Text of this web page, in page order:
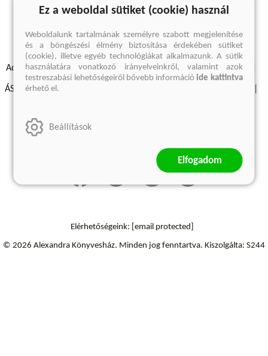
A keresett kifejezésre nincs találat
Adatvédelmi szabályzatok Elállási felmondási nyilatkozat
ÁSZF - Vásárlási feltételek
Szállítási információk
Elérhetőségeink: [email protected]
© 2026 Alexandra Könyvesház. Minden jog fenntartva. Kiszolgálta: S244
Ez a weboldal sütiket (cookie) használ
Weboldalunk tartalmának személyre szabott megjelenítése
és a böngészési élmény biztosítása érdekében sütiket
(cookie), illetve egyéb technológiákat alkalmazunk. A sütik
használatára vonatkozó irányelveinkről, valamint azok
testreszabási lehetőségeiről bővebb információide kattintva
érhető el.
Beállítások
Elfogadom